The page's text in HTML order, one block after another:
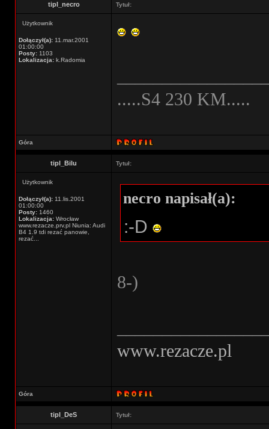
tipl_necro Tytuł:
Użytkownik
Dołączył(a): 11.mar.2001
01:00:00
Posty: 1103
Lokalizacja: k.Radomia
.....S4 230 KM.....
Góra
tipl_Bilu Tytuł:
Użytkownik
Dołączył(a): 11.lis.2001
01:00:00
Posty: 1460
Lokalizacja: Wrocław
www.rezacze.prv.pl Niunia: Audi
B4 1.9 tdi rezać panowie,
rezać...
necro napisał(a):
:-D
8-)
www.rezacze.pl
Góra
tipl_DeS Tytuł: